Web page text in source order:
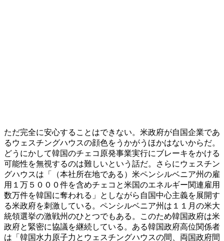
ただ完全に安心することはできない。米政府が自国企業であ
るウェスチングハウスの顔色をうかがうほかはないからだ。
どうにかして韓国のチェコ原発事業実行にブレーキをかける
可能性を無視するのは難しいという話だ。さらにウェスチン
グハウスは「（本社所在地である）米ペンシルベニア州の雇
用１万５０００件を含めチェコと米国のエネルギー関連雇用
数万件を韓国に奪われる」としながら自国中心主義を展開す
る米政府を刺激している。ペンシルベニア州は１１月の米大
統領選挙の激戦州のひとつでもある。このため韓国政府は米
政府と緊密に協議を継続している。ある韓国政府高位関係者
は「韓国水力原子力とウェスチングハウスの間、両国政府間